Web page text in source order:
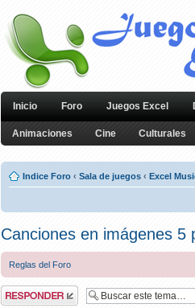
Inicio Foro Juegos Excel
Animaciones Cine Culturales
Indice Foro ‹ Sala de juegos ‹ Excel
Canciones en imágenes 5
Reglas del Foro
Publicar una
respuesta